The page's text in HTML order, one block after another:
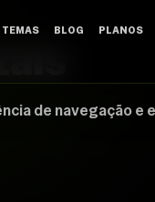
TEMAS BLOG PLANOS
FALE
de navegação